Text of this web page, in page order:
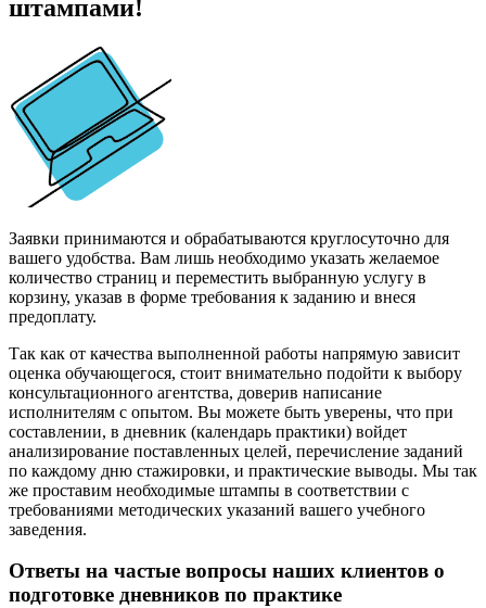
штампами!
Заявки принимаются и обрабатываются круглосуточно для
вашего удобства. Вам лишь необходимо указать желаемое
количество страниц и переместить выбранную услугу в
корзину, указав в форме требования к заданию и внеся
предоплату.
Так как от качества выполненной работы напрямую зависит
оценка обучающегося, стоит внимательно подойти к выбору
консультационного агентства, доверив написание
исполнителям с опытом. Вы можете быть уверены, что при
составлении, в дневник (календарь практики) войдет
анализирование поставленных целей, перечисление заданий
по каждому дню стажировки, и практические выводы. Мы так
же проставим необходимые штампы в соответствии с
требованиями методических указаний вашего учебного
заведения.
Ответы на частые вопросы наших клиентов о
подготовке дневников по практике